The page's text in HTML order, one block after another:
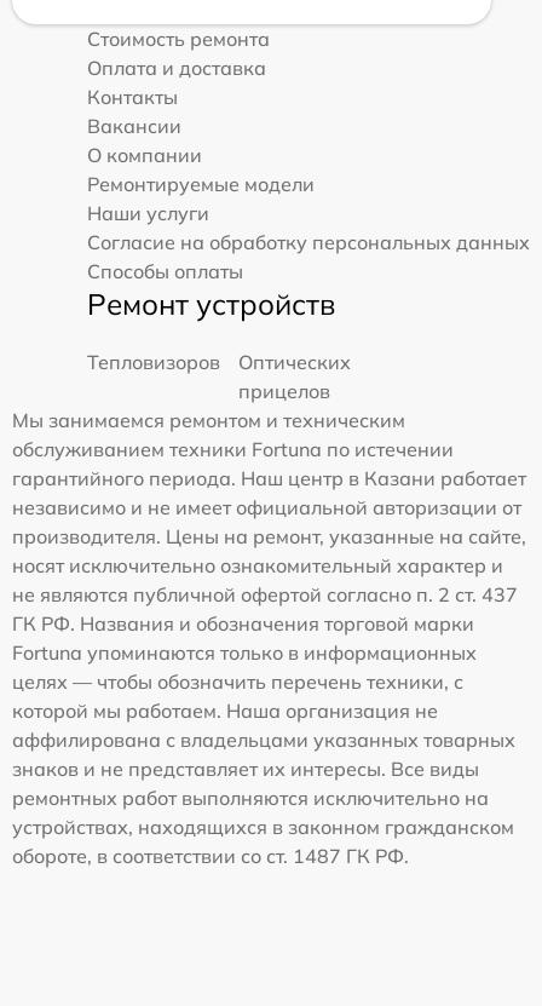
Стоимость ремонта
Оплата и доставка
Контакты
Вакансии
О компании
Ремонтируемые модели
Наши услуги
Согласие на обработку персональных данных
Способы оплаты
Ремонт устройств
Тепловизоров
Оптических
прицелов
Мы занимаемся ремонтом и техническим
обслуживанием техники Fortuna по истечении
гарантийного периода. Наш центр в Казани работает
независимо и не имеет официальной авторизации от
производителя. Цены на ремонт, указанные на сайте,
носят исключительно ознакомительный характер и
не являются публичной офертой согласно п. 2 ст. 437
ГК РФ. Названия и обозначения торговой марки
Fortuna упоминаются только в информационных
целях — чтобы обозначить перечень техники, с
которой мы работаем. Наша организация не
аффилирована с владельцами указанных товарных
знаков и не представляет их интересы. Все виды
ремонтных работ выполняются исключительно на
устройствах, находящихся в законном гражданском
обороте, в соответствии со ст. 1487 ГК РФ.